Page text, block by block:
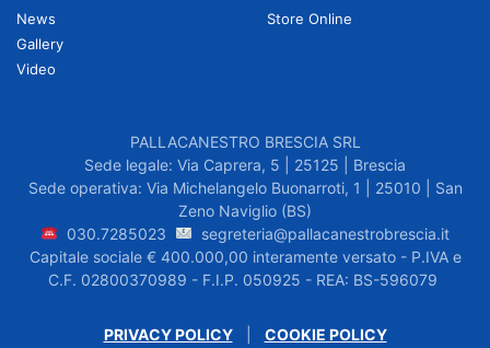
News
Gallery
Video
Store Online
PALLACANESTRO BRESCIA SRL
Sede legale: Via Caprera, 5 | 25125 | Brescia
Sede operativa: Via Michelangelo Buonarroti, 1 | 25010 | San
Zeno Naviglio (BS)
030.7285023
segreteria@pallacanestrobrescia.it
Capitale sociale € 400.000,00 interamente versato - P.IVA e
C.F. 02800370989 - F.I.P. 050925 - REA: BS-596079
PRIVACY POLICY| COOKIE POLICY